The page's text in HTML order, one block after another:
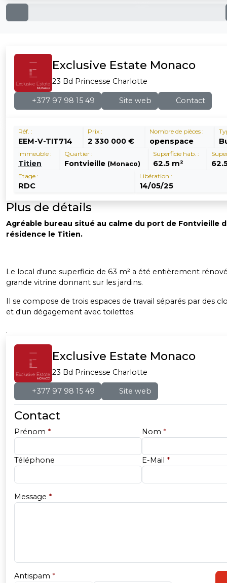
Exclusive Estate Monaco
23 Bd Princesse Charlotte
+377 97 98 15 49 Site web Contact
Réf. :
EEM-V-TIT714
Prix :
2 330 000 €
Nombre de pièces :
openspace
Immeuble :
Titien
Quartier :
Fontvieille (Monaco)
Superficie hab. :
62.5 m²
Etage :
RDC
Libération :
14/05/25
Plus de détails
Agréable bureau situé au calme du port de Fontvieille
résidence le Titien.
Le local d'une superficie de 63 m² a été entièrement
grande vitrine donnant sur les jardins.
Il se compose de trois espaces de travail séparés par des
et d'un dégagement avec toilettes.
.
Exclusive Estate Monaco
23 Bd Princesse Charlotte
+377 97 98 15 49 Site web
Contact
Prénom * Nom *
Téléphone E-Mail *
Message *
Antispam *